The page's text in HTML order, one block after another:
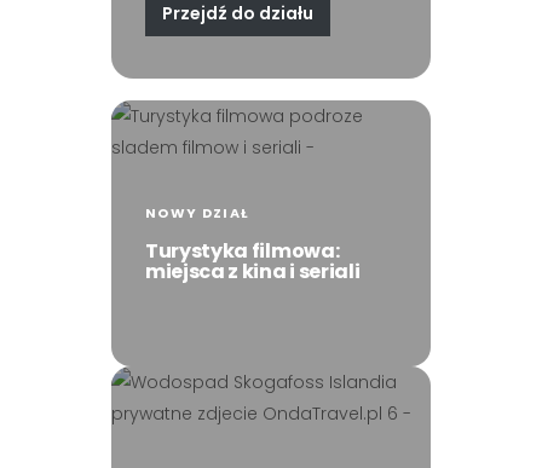
Przejdź do działu
NOWY DZIAŁ
Turystyka filmowa:
miejsca z kina i seriali